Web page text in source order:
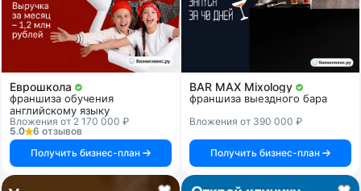
Еврошкола
франшиза обучения
английскому языку
Вложения от 2 170 000 ₽
5.0
6 отзывов
Получить бизнес-план
BAR MAX Mixology
франшиза выездного бара
Вложения от 390 000 ₽
Получить бизнес-план